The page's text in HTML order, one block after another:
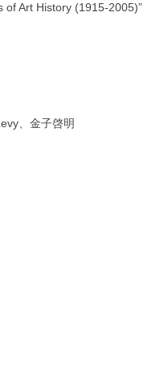
Art History (1915-2005)”
、金子啓明